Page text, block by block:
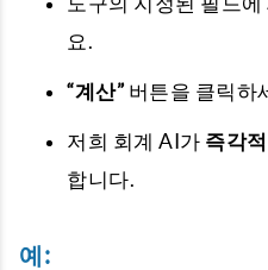
요.
“계산”버튼을 클릭하
저희 회계 AI가 즉각
합니다.
예: